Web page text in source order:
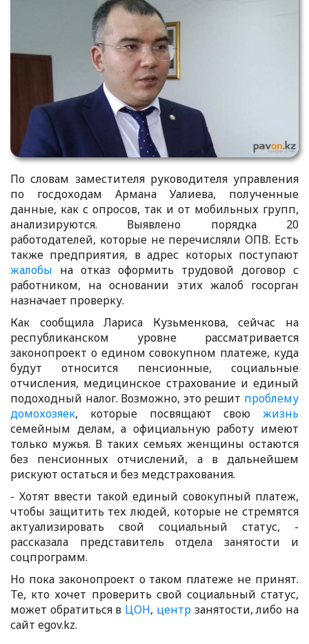
По словам заместителя руководителя управления
по госдоходам Армана Уалиева, полученные
данные, как с опросов, так и от мобильных групп,
анализируются. Выявлено порядка 20
работодателей, которые не перечисляли ОПВ. Есть
также предприятия, в адрес которых поступают
жалобы на отказ оформить трудовой договор с
работником, на основании этих жалоб госорган
назначает проверку.
Как сообщила Лариса Кузьменкова, сейчас на
республиканском уровне рассматривается
законопроект о едином совокупном платеже, куда
будут относится пенсионные, социальные
отчисления, медицинское страхование и единый
подоходный налог. Возможно, это решит проблему
домохозяек, которые посвящают свою жизнь
семейным делам, а официальную работу имеют
только мужья. В таких семьях женщины остаются
без пенсионных отчислений, а в дальнейшем
рискуют остаться и без медстрахования.
- Хотят ввести такой единый совокупный платеж,
чтобы защитить тех людей, которые не стремятся
актуализировать свой социальный статус, -
рассказала представитель отдела занятости и
соцпрограмм.
Но пока законопроект о таком платеже не принят.
Те, кто хочет проверить свой социальный статус,
может обратиться в ЦОН, центрзанятости, либо на
сайт egov.kz.